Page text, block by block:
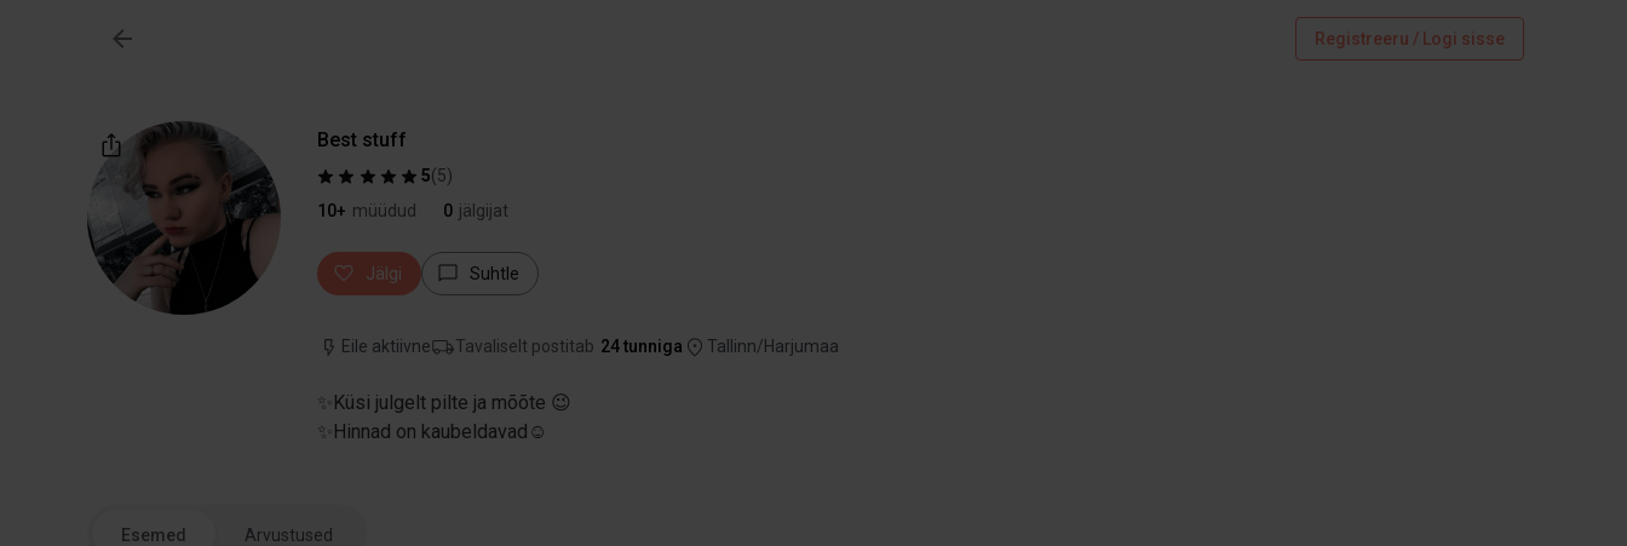
Registreeru / Logi sisse
Best stuff
5(5)
10+ müüdud 0 jälgijat
Jälgi Suhtle
Eile aktiivne Tavaliselt postitab 24 tunniga Tallinn/Harjumaa
✨Küsi julgelt pilte ja mõõte 😉
Esemed Arvustused